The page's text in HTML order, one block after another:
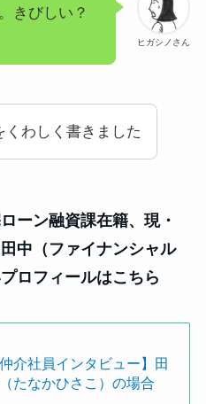
ヒガシノさん
きびしい？
くわしく書きました
ーン融資課在籍、現・
中（ファイナンシャル
ロフィールはこちら
仲介社員インタビュー】田
たなかひさこ）の場合